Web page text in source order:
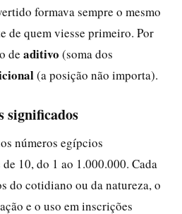
formava sempre o mesmo
de quem viesse primeiro. Por
de aditivo (soma dos
(a posição não importa).
significados
números egípcios
10, do 1 ao 1.000.000. Cada
do cotidiano ou da natureza, o
e o uso em inscrições